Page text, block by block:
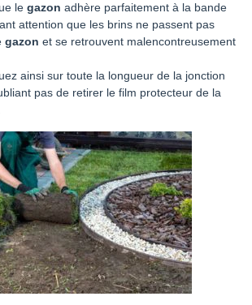
le gazon adhère parfaitement à la bande
attention que les brins ne passent pas
gazon et se retrouvent malencontreusement
ainsi sur toute la longueur de la jonction
pas de retirer le film protecteur de la